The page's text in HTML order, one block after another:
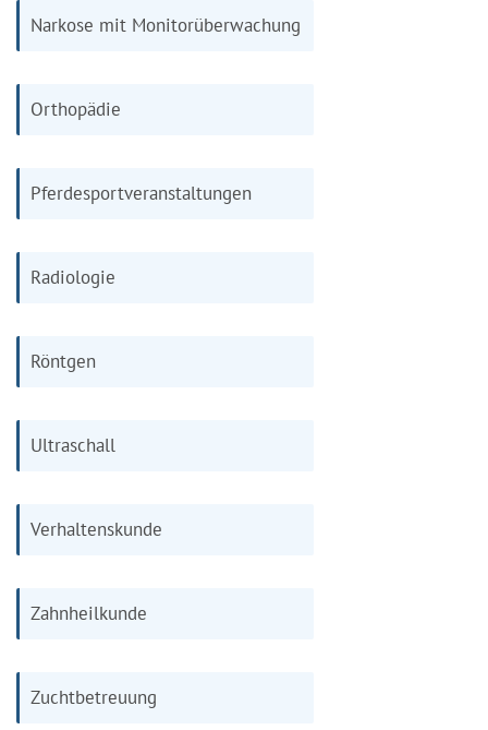
Narkose mit Monitorüberwachung
Orthopädie
Pferdesportveranstaltungen
Radiologie
Röntgen
Ultraschall
Verhaltenskunde
Zahnheilkunde
Zuchtbetreuung